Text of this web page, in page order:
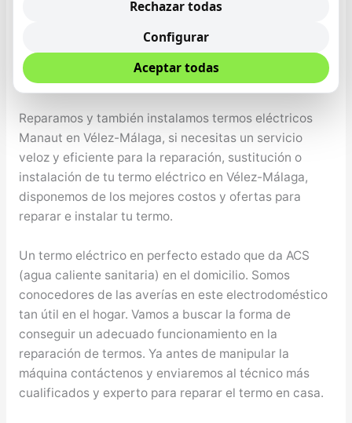
Servicio Técnico de Termos Eléctricos Manaut en
Vélez-Málaga
Reparamos y también instalamos termos eléctricos
Manaut en Vélez-Málaga, si necesitas un servicio
veloz y eficiente para la reparación, sustitución o
instalación de tu termo eléctrico en Vélez-Málaga,
disponemos de los mejores costos y ofertas para
reparar e instalar tu termo.
Un termo eléctrico en perfecto estado que da ACS
(agua caliente sanitaria) en el domicilio. Somos
conocedores de las averías en este electrodoméstico
tan útil en el hogar. Vamos a buscar la forma de
conseguir un adecuado funcionamiento en la
reparación de termos. Ya antes de manipular la
máquina contáctenos y enviaremos al técnico más
cualificados y experto para reparar el termo en casa.
Rechazar todas
Configurar
Aceptar todas